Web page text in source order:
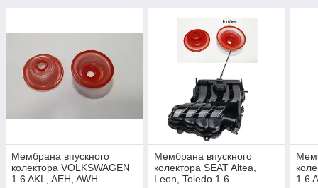
Мембрана впускного
колектора VOLKSWAGEN
1.6 AKL, AEH, AWH
Мембрана впускного
колектора SEAT Altea,
Leon, Toledo 1.6
1.6